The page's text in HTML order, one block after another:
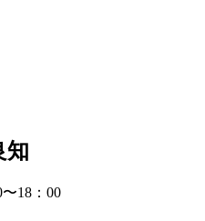
知
18：00